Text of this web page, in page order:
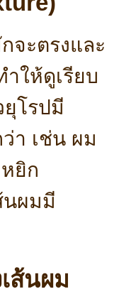
จะตรงและ
ให้ดูเรียบ
โรปมี
า เช่น ผม
ยิก
นผมมี